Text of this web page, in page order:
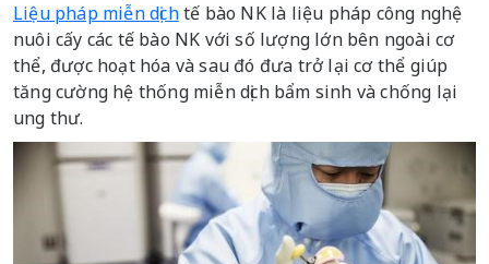
Liệu pháp miễn dịchtế bào NK là liệu pháp công nghệ
nuôi cấy các tế bào NK với số lượng lớn bên ngoài cơ
thể, được hoạt hóa và sau đó đưa trở lại cơ thể giúp
tăng cường hệ thống miễn dịch bẩm sinh và chống lại
ung thư.